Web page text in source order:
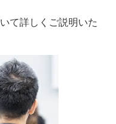
て詳しくご説明いた